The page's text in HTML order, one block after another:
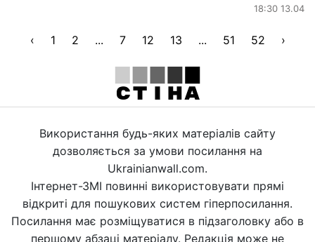
18:30 13.04
‹ 1 2 ... 7 12 13 ... 51 52 ›
Використання будь-яких матеріалів сайту
дозволяється за умови посилання на
Ukrainianwall.com.
Інтернет-ЗМІ повинні використовувати прямі
відкриті для пошукових систем гіперпосилання.
Посилання має розміщуватися в підзаголовку або в
першому абзаці матеріалу. Редакція може не